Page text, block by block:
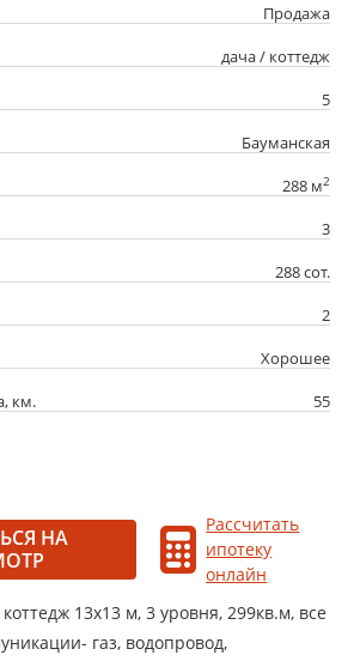
Продажа
дача / коттедж
5
Бауманская
288 м2
3
288 сот.
2
Хорошее
км.
55
НА
Рассчитать
ипотеку
онлайн
13х13 м, 3 уровня, 299кв.м, все
газ, водопровод,